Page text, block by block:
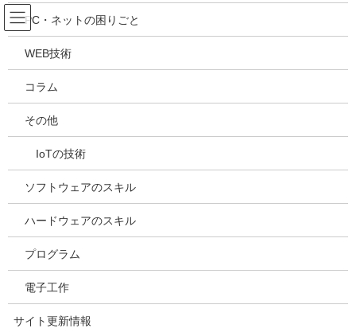
コ
ン
テ
ツ
ス
ッ
ナ
ビ
ゲ
シ
ン
移
吉川万能ＩＴ研究所
メディア
HOME
2021年4月29日
20210428125258
PC・ネットの困りごと
WEB技術
コラム
その他
IoTの技術
ソフトウェアのスキル
ハードウェアのスキル
プログラム
電子工作
サイト更新情報